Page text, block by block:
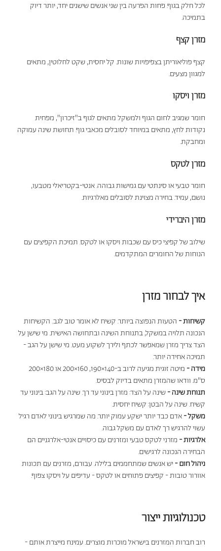
לכל חלק בגוף. פחות הפרעה בין שני אנשים שישנים יחד, יותר דיוק
בתמיכה.
מזרן קצף
קצף פוליאוריתן בצפיפויות שונות. קל יחסית, שקט לחלוטין, מתאים
למגוון מצעים.
מזרן ויסקו
חומר שמגיב לחום הגוף ולמשקל. מתאים לגוף ב"זיכרון", מפחית
נקודות לחץ, מתאים במיוחד לסובלים מכאבי גוף. תחושת שינה עמוקה
ומחבקת.
מזרן לטקס
חומר טבעי או סינתטי עם גמישות גבוהה. אנטי-בקטריאלי מטבעו,
נושם, עמיד. בחירה מצוינת לסובלים מאלרגיות.
מזרן היברידי
שילוב של קפיצי כיס עם שכבות ויסקו או לטקס. תמיכת הקפיצים עם
הנוחות של החומרים המתקדמים.
איך לבחור מזרן
קשיחות - הטעות הנפוצה ביותר. קשיח לא אומר טוב לגב. הקשיחות
הנכונה תלויה במשקל, בתנוחת השינה ובתחושה האישית. מי שישן על
הצד צריך מזרן שמאפשר לכתף ולירך לשקוע מעט. מי שישן על הגב -
תמיכה אחידה יותר.
מידה -
מיטה זוגית מגיעה לרוב ב-140×190, 160×200 או 180×200
ס"מ. וודאו שהמזרן מתאים בדיוק לבסיס.
תנוחת שינה -שינה על הצד: מזרן בינוני עד רך. שינה על הגב: בינוני עד
קשיח. שינה על הבטן: קשיח יחסית.
משקל -אדם כבד יותר ישקע עמוק יותר. מה שמרגיש בינוני לאדם רגיל
עשוי להרגיש רך לאדם עם משקל גבוה.
אלרגיות - מזרני לטקס טבעי ומזרנים עם כיסויים אנטי-אלרגניים הם
הבחירה הנכונה לרגישים.
ניהול חום -יש אנשים שמתחממים בלילה. עבורם, מזרנים עם תכונות
אוורור טובות - קפיצים פתוחים או לטקס - עדיפים על ויסקו צפוף.
טכנולוגיות ייצור
רוב חברות המזרנים בישראל מוכרות מוצרים. עמינח מייצרת אותם -